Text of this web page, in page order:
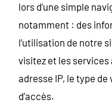
lors d’une simple
notamment : des
l’utilisation de notre
visitez et les
adresse IP, le type
d’accès.